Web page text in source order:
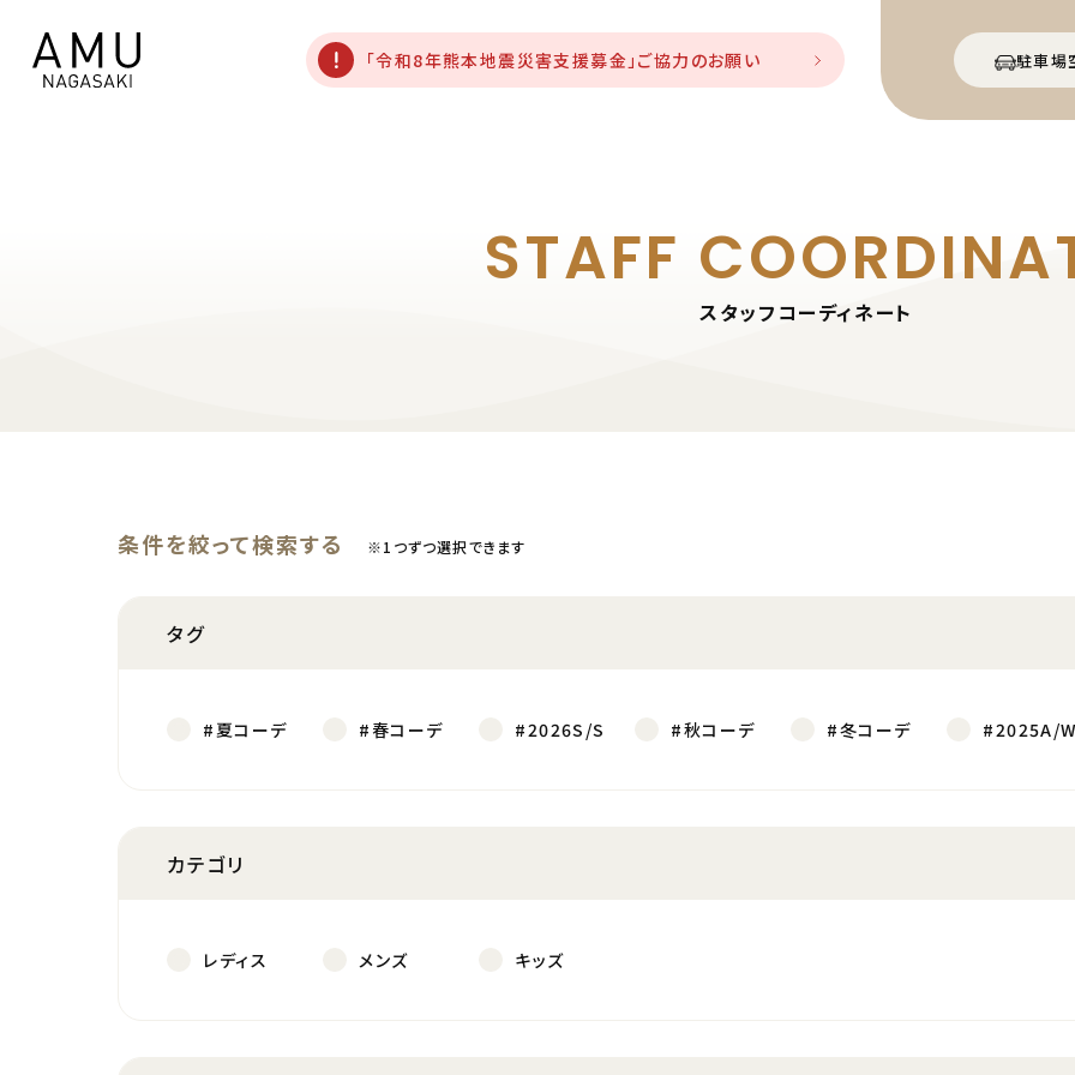
駐車場
「令和8年熊本地震災害支援募金」ご協力のお願い
STAFF
スタッフコーディネート
条件を絞って検索する ※1つずつ選択できます
タグ
#夏コーデ #春コーデ #2026S/S #秋コーデ #冬コーデ #2025A/
カテゴリ
レディス メンズ キッズ